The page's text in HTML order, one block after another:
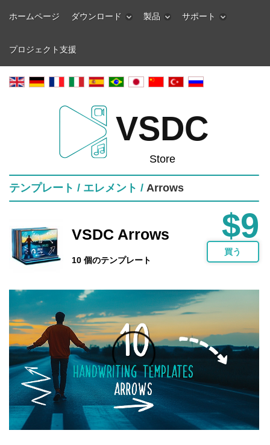
ホームページ ダウンロード 製品 サポート
プロジェクト支援
VSDC
Store
テンプレート / エレメント / Arrows
VSDC Arrows
10 個のテンプレート
$9
買う